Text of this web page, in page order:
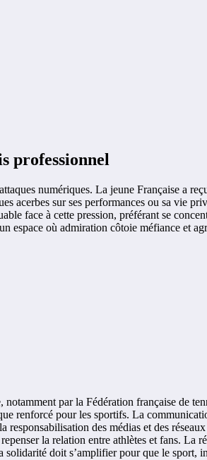
professionnel
numériques. La jeune Française a
acerbes sur ses performances ou sa vie
face à cette pression, préférant se
où admiration côtoie méfiance et
par la Fédération française de
renforcé pour les sportifs. La
des médias et des
la relation entre athlètes et fans. La
doit s’amplifier pour que le